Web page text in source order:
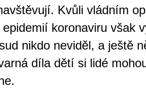
Kvůli vládním
koronaviru však
nikdo neviděl, a ještě
díla dětí si lidé
kasinové hry. V
širokou nabídku her
jak pro pravidelné
V...